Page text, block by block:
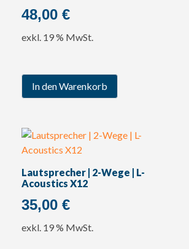
48,00 €
exkl. 19 % MwSt.
In den Warenkorb
Lautsprecher | 2-Wege | L-
Acoustics X12
35,00 €
exkl. 19 % MwSt.